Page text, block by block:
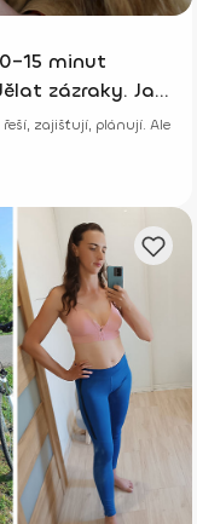
minut
zázraky. Jak
zajišťují, plánují. Ale